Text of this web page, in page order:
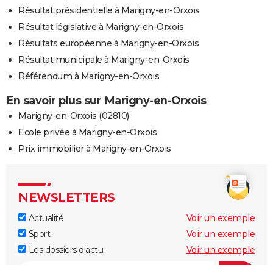
Résultat présidentielle à Marigny-en-Orxois
Résultat législative à Marigny-en-Orxois
Résultats européenne à Marigny-en-Orxois
Résultat municipale à Marigny-en-Orxois
Référendum à Marigny-en-Orxois
En savoir plus sur Marigny-en-Orxois
Marigny-en-Orxois (02810)
Ecole privée à Marigny-en-Orxois
Prix immobilier à Marigny-en-Orxois
NEWSLETTERS
Actualité
Voir un exemple
Sport
Voir un exemple
Les dossiers d'actu
Voir un exemple